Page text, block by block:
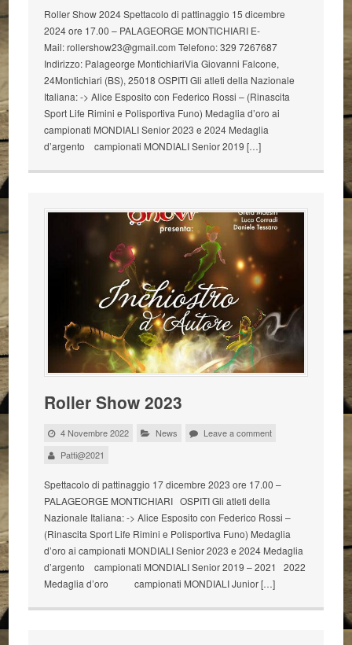
Roller Show 2024 Spettacolo di pattinaggio 15 dicembre
2024 ore 17.00 – PALAGEORGE MONTICHIARI E-
Mail:rollershow23@gmail.com Telefono: 329 7267687
Indirizzo: Palageorge MontichiariVia Giovanni Falcone,
24Montichiari (BS), 25018 OSPITI Gli atleti della Nazionale
Italiana: -> Alice Esposito con Federico Rossi – (Rinascita
Sport Life Rimini e Polisportiva Funo) Medaglia d’oro ai
campionati MONDIALI Senior 2023 e 2024 Medaglia
d’argento campionati MONDIALI Senior 2019 […]
Roller Show 2023
4 Novembre 2022 News
Leave a comment
Patti@2021
Spettacolo di pattinaggio 17 dicembre 2023 ore 17.00 –
PALAGEORGE MONTICHIARI OSPITI Gli atleti della
Nazionale Italiana: -> Alice Esposito con Federico Rossi –
(Rinascita Sport Life Rimini e Polisportiva Funo) Medaglia
d’oro ai campionati MONDIALI Senior 2023 e 2024 Medaglia
d’argento campionati MONDIALI Senior 2019 – 2021 2022
Medaglia d’oro campionati MONDIALI Junior […]